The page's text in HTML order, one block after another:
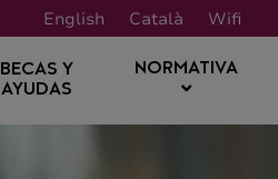
English Català Wifi
BECAS Y
AYUDAS
NORMATIVA